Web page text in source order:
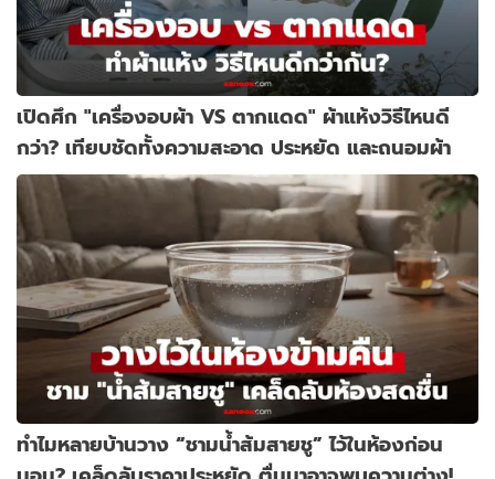
เปิดศึก "เครื่องอบผ้า VS ตากแดด" ผ้าแห้งวิธีไหนดี
กว่า? เทียบชัดทั้งความสะอาด ประหยัด และถนอมผ้า
ทำไมหลายบ้านวาง “ชามน้ำส้มสายชู” ไว้ในห้องก่อน